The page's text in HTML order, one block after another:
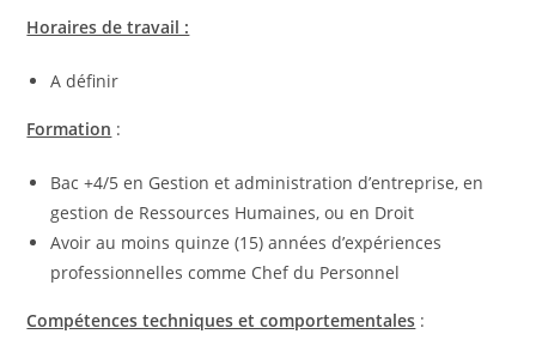
Horaires de travail :
A définir
Formation :
Bac +4/5 en Gestion et administration d’entreprise, en
gestion de Ressources Humaines, ou en Droit
Avoir au moins quinze (15) années d’expériences
professionnelles comme Chef du Personnel
Compétences techniques et comportementales :